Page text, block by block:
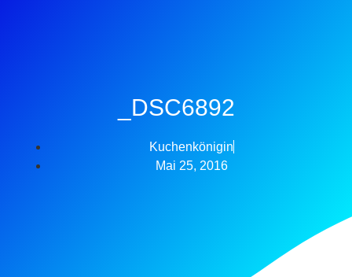
_DSC6892
Kuchenkönigin
Mai 25, 2016